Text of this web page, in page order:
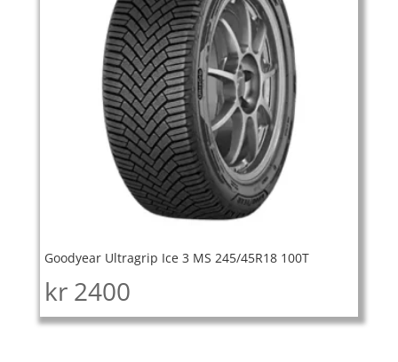
Goodyear Ultragrip Ice 3 MS 245/45R18 100T
kr 2400